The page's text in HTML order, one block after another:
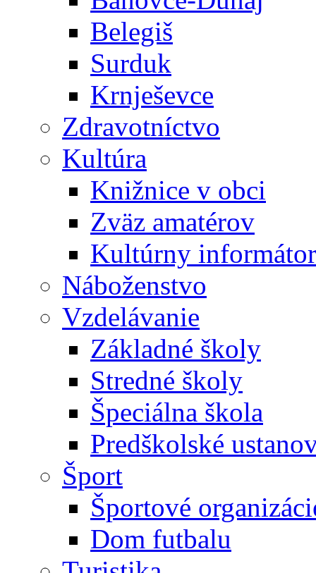
Belegiš
Surduk
Krnješevce
Zdravotníctvo
Kultúra
Knižnice v obci
Zväz amatérov
Kultúrny informátor
Náboženstvo
Vzdelávanie
Základné školy
Stredné školy
Špeciálna škola
Predškolské
Šport
Športové
Dom futbalu